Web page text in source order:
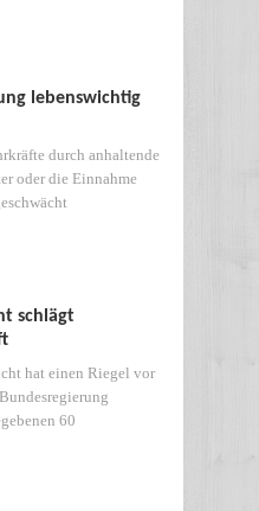
lebenswichtig
durch anhaltende
oder die Einnahme
schlägt
hat einen Riegel vor
60